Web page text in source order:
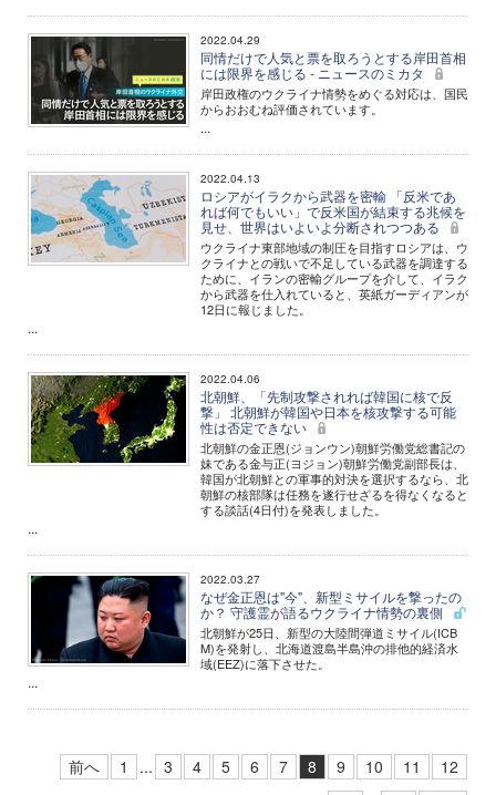
2022.04.29
同情だけで人気と票を取ろうとする岸田首相
には限界を感じる - ニュースのミカタ
岸田政権のウクライナ情勢をめぐる対応は、国民
からおおむね評価されています。
...
2022.04.13
ロシアがイラクから武器を密輸 「反米であ
れば何でもいい」で反米国が結束する兆候を
見せ、世界はいよいよ分断されつつある
ウクライナ東部地域の制圧を目指すロシアは、ウ
クライナとの戦いで不足している武器を調達する
ために、イランの密輸グループを介して、イラク
から武器を仕入れていると、英紙ガーディアンが
12日に報じました。
...
2022.04.06
北朝鮮、「先制攻撃されれば韓国に核で反
撃」 北朝鮮が韓国や日本を核攻撃する可能
性は否定できない
北朝鮮の金正恩(ジョンウン)朝鮮労働党総書記の
妹である金与正(ヨジョン)朝鮮労働党副部長は、
韓国が北朝鮮との軍事的対決を選択するなら、北
朝鮮の核部隊は任務を遂行せざるを得なくなると
する談話(4日付)を発表しました。
...
2022.03.27
なぜ金正恩は"今"、新型ミサイルを撃ったの
か？ 守護霊が語るウクライナ情勢の裏側
北朝鮮が25日、新型の大陸間弾道ミサイル(ICB
M)を発射し、北海道渡島半島沖の排他的経済水
域(EEZ)に落下させた。
...
前へ 1 ... 3 4 5 6 7 8 9 10 11
12